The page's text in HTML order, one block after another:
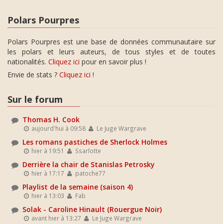
Polars Pourpres
Polars Pourpres est une base de données communautaire sur
les polars et leurs auteurs, de tous styles et de toutes
nationalités. Cliquez ici pour en savoir plus !
Envie de stats ? Cliquez ici !
Sur le forum
Thomas H. Cook
aujourd'hui à 09:58 Le Juge Wargrave
Les romans pastiches de Sherlock Holmes
hier à 19:51 Ssarlotte
Derrière la chair de Stanislas Petrosky
hier à 17:17 patoche77
Playlist de la semaine (saison 4)
hier à 13:03 Fab
Solak - Caroline Hinault (Rouergue Noir)
avant hier à 13:27 Le Juge Wargrave